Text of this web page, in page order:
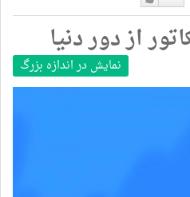
دوست
دارماز دور دنیا
نمایش در اندازه بزرگ